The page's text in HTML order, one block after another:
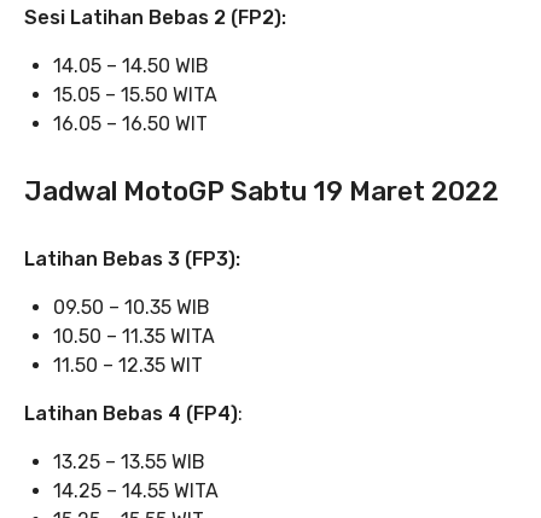
Sesi Latihan Bebas 2 (FP2):
14.05 – 14.50 WIB
15.05 – 15.50 WITA
16.05 – 16.50 WIT
Jadwal MotoGP Sabtu 19 Maret 2022
Latihan Bebas 3 (FP3):
09.50 – 10.35 WIB
10.50 – 11.35 WITA
11.50 – 12.35 WIT
Latihan Bebas 4 (FP4):
13.25 – 13.55 WIB
14.25 – 14.55 WITA